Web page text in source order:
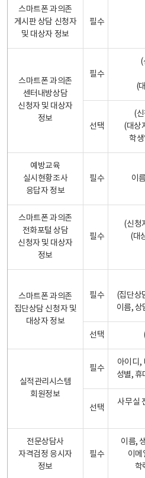
스마트폰 과의존
게시판 상담 신청자
및 대상자 정보
필수
스마트폰 과의존
센터내방상담
신청자 및 대상자
정보
필수
(
(
선택
(
(대상
학
예방교육
실시현황조사
응답자 정보
필수 이
스마트폰 과의존
전화포털 상담
신청자 및 대상자
정보
필수
(신청
(대
스마트폰 과의존
집단상담 신청자 및
대상자 정보
필수
(집단상
이름, 상
선택
실적관리시스템
회원정보
필수
아이디,
성별, 휴
선택
사무실
전문상담사
자격검정 응시자
정보
필수
이름,
이메
학